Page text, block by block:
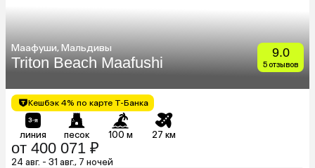
Маафуши, Мальдивы
Triton Beach Maafushi
9.0
5 отзывов
Кешбэк 4% по карте Т-Банка
линия песок 100 м 27 км
от 400 071 ₽
24 авг. - 31 авг., 7 ночей